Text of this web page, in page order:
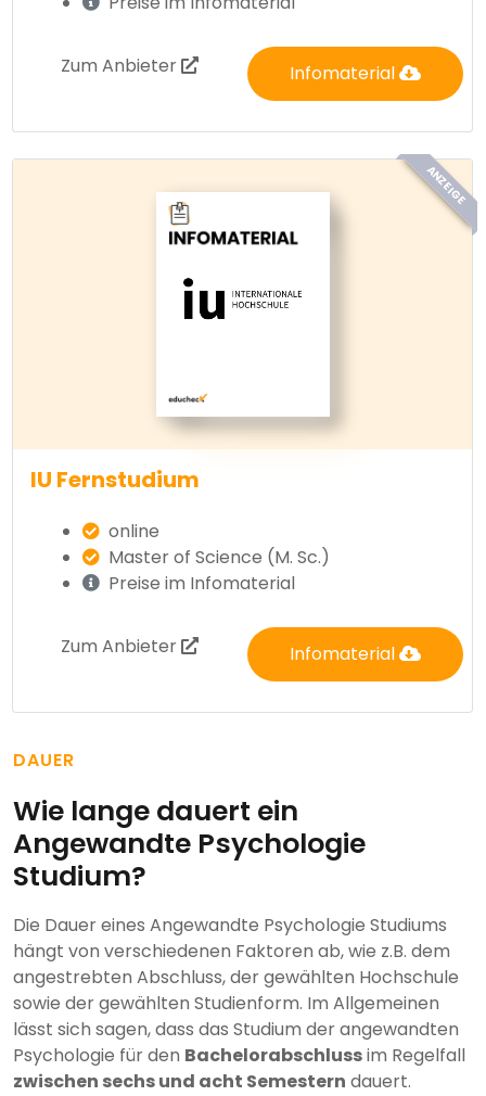
Zum Anbieter Infomaterial
ANZEIGE
IU Fernstudium
online
Master of Science (M. Sc.)
Preise im Infomaterial
Zum Anbieter Infomaterial
DAUER
Wie lange dauert ein
Angewandte Psychologie
Studium?
Die Dauer eines Angewandte Psychologie Studiums
hängt von verschiedenen Faktoren ab, wie z.B. dem
angestrebten Abschluss, der gewählten Hochschule
sowie der gewählten Studienform. Im Allgemeinen
lässt sich sagen, dass das Studium der angewandten
Psychologie für den Bachelorabschlussim Regelfall
zwischen sechs und acht Semestern dauert.